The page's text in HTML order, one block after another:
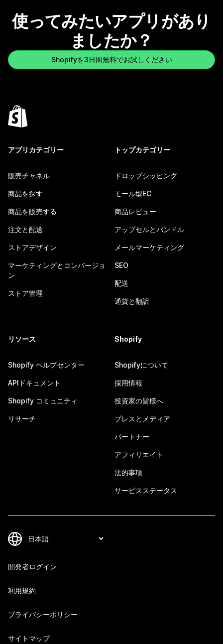
使ってみたいアプリがあり
ましたか？
Shopifyを3日間無料でお試しください
アプリカテゴリー
販売チャネル
商品を探す
商品を販売する
注文と配送
ストアデザイン
マーケティングとコンバージョ
ン
ストア管理
トップカテゴリー
ドロップシッピング
モール型EC
商品レビュー
アップセルとバンドル
メールマーケティング
SEO
配送
通貨と翻訳
リソース
Shopify ヘルプセンター
APIドキュメント
Shopify コミュニティ
リサーチ
Shopify
Shopifyについて
採用情報
投資家の皆様へ
プレスとメディア
パートナー
アフィリエイト
法的事項
サービスステータス
開発者ログイン
利用規約
プライバシーポリシー
サイトマップ